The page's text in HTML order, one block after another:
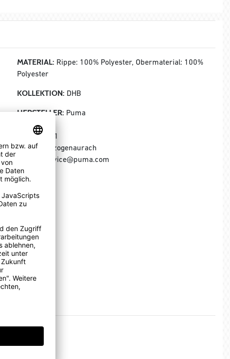
MATERIAL: Rippe: 100% Polyester, Obermaterial: 100%
Polyester
KOLLEKTION: DHB
HERSTELLER: Puma
Puma SE
Puma Way 1
91074 Herzogenaurach
E-Mail: service@puma.com